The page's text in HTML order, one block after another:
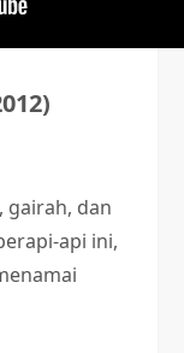
gairah, dan
api ini,